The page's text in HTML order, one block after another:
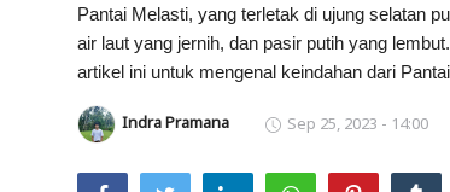
Kearifan lokal
Alam Bali
Pantai Melasti, yang terletak di ujung selatan
air laut yang jernih, dan pasir putih yang
artikel ini untuk mengenal keindahan dari
Indra Pramana Sep 25, 2023 - 14:00